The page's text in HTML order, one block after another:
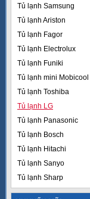
Tủ lạnh Samsung
Tủ lạnh Ariston
Tủ lạnh Fagor
Tủ lạnh Electrolux
Tủ lạnh Funiki
Tủ lạnh mini Mobicool
Tủ lạnh Toshiba
Tủ lạnh LG
Tủ lạnh Panasonic
Tủ lạnh Bosch
Tủ lạnh Hitachi
Tủ lạnh Sanyo
Tủ lạnh Sharp